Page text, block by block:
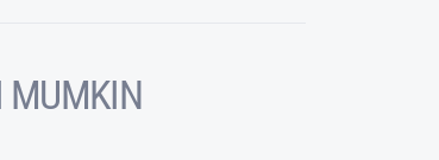
MUMKIN